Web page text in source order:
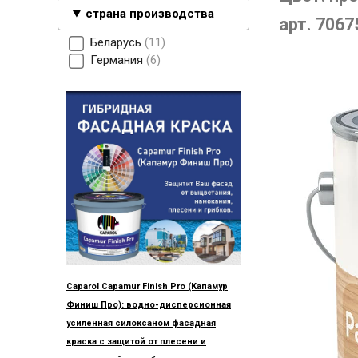
страна производства
Беларусь
11
Германия 6
Caparol Capamur Finish Pro (Капамур
Финиш Про): водно-дисперсионная
усиленная силоксаном фасадная
краска с защитой от плесени и
арт.